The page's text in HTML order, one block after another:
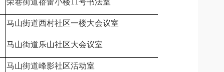
荣巷街道蓓蕾小楼11号书法室
马山街道西村社区一楼大会议室
马山街道乐山社区大会议室
马山街道峰影社区活动室